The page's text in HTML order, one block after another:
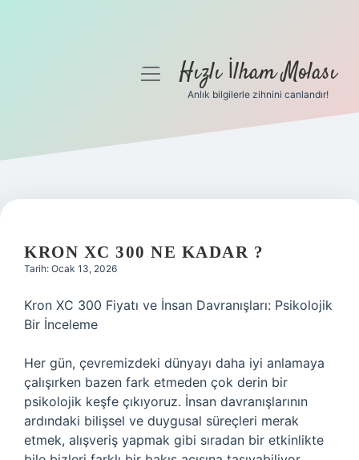
Gizlilik Politikası
Yasal Uyarı
menüyüHızlı İlham Molası
Anlık bilgilerle zihnini canlandır!
KRON XC 300 NE KADAR ?
Tarih: Ocak 13, 2026
Kron XC 300 Fiyatı ve İnsan Davranışları: Psikolojik
Bir İnceleme
Her gün, çevremizdeki dünyayı daha iyi anlamaya
çalışırken bazen fark etmeden çok derin bir
psikolojik keşfe çıkıyoruz. İnsan davranışlarının
ardındaki bilişsel ve duygusal süreçleri merak
etmek, alışveriş yapmak gibi sıradan bir etkinlikte